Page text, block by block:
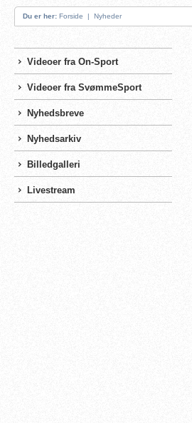
Du er her: Forside | Nyheder
Videoer fra On-Sport
Videoer fra SvømmeSport
Nyhedsbreve
Nyhedsarkiv
Billedgalleri
Livestream